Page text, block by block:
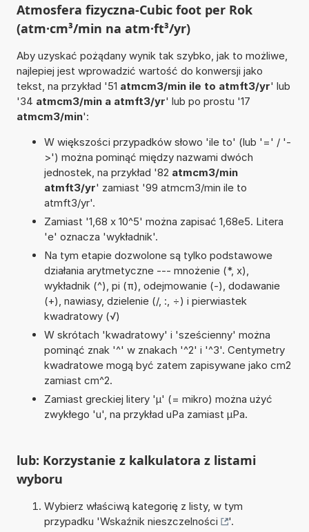
Atmosfera fizyczna-Cubic foot per Rok
(atm·cm³/min na atm·ft³/yr)
Aby uzyskać pożądany wynik tak szybko, jak to możliwe,
najlepiej jest wprowadzić wartość do konwersji jako
tekst, na przykład '51 atmcm3/min ile to atmft3/yr' lub
'34 atmcm3/min a atmft3/yr' lub po prostu '17
atmcm3/min':
W większości przypadków słowo 'ile to' (lub '=' / '-
>') można pominąć między nazwami dwóch
jednostek, na przykład '82 atmcm3/min
atmft3/yr' zamiast '99 atmcm3/min ile to
atmft3/yr'.
Zamiast '1,68 x 10^5' można zapisać 1,68e5. Litera
'e' oznacza 'wykładnik'.
Na tym etapie dozwolone są tylko podstawowe
działania arytmetyczne --- mnożenie (*, x),
wykładnik (^), pi (π), odejmowanie (-), dodawanie
(+), nawiasy, dzielenie (/, :, ÷) i pierwiastek
kwadratowy (√)
W skrótach 'kwadratowy' i 'sześcienny' można
pominąć znak '^' w znakach '^2' i '^3'. Centymetry
kwadratowe mogą być zatem zapisywane jako cm2
zamiast cm^2.
Zamiast greckiej litery 'µ' (= mikro) można użyć
zwykłego 'u', na przykład uPa zamiast µPa.
lub: Korzystanie z kalkulatora z listami
wyboru
Wybierz właściwą kategorię z listy, w tym
przypadku 'Wskaźnik nieszczelności
'.